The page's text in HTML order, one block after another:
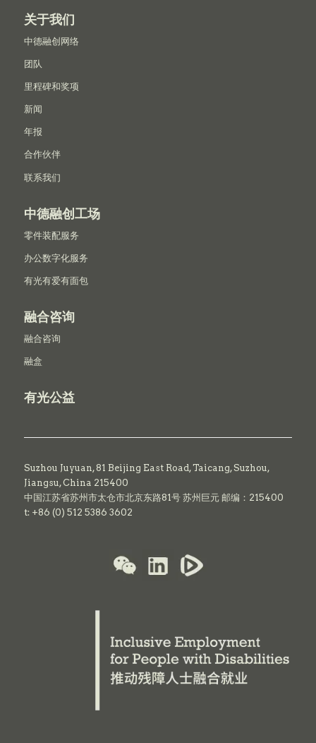
关于我们
中德融创网络
团队
里程碑和奖项
新闻
年报
合作伙伴
联系我们
中德融创工场
零件装配服务
办公数字化服务
有光有爱有面包
融合咨询
融合咨询
融盒
有光公益
Suzhou Juyuan, 81 Beijing East Road,Taicang,Suzhou,
Jiangsu, China 215400
中国江苏省苏州市太仓市北京东路81号 苏州巨元 邮编：215400
t: +86 (0) 512 5386 3602